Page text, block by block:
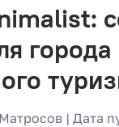
города
| Дата